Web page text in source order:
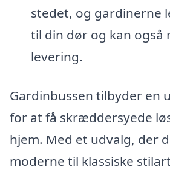
stedet, og gardinerne
til din dør og kan også
levering.
Gardinbussen tilbyder en
for at få skræddersyede
hjem. Med et udvalg, der
moderne til klassiske